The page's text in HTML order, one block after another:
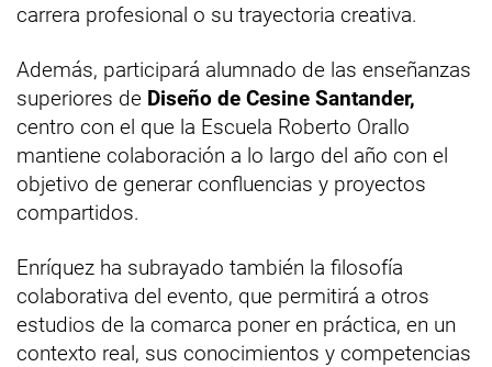
carrera profesional o su trayectoria creativa.
Además, participará alumnado de las enseñanzas
superiores de Diseño de Cesine Santander,
centro con el que la Escuela Roberto Orallo
mantiene colaboración a lo largo del año con el
objetivo de generar confluencias y proyectos
compartidos.
Enríquez ha subrayado también la filosofía
colaborativa del evento, que permitirá a otros
estudios de la comarca poner en práctica, en un
contexto real, sus conocimientos y competencias